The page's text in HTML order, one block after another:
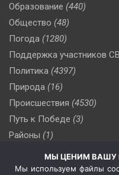
Образование (440)
Общество (48)
Погода (1280)
Поддержка участников
Политика (4397)
Природа (16)
Происшествия (4530)
Путь к Победе (3)
Районы (1)
(510)
Сельское хозяйство (3)
МЫ ЦЕНИМ ВАШУ
Мы используем файлы